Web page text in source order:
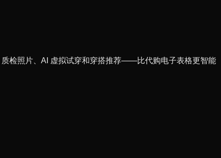
质检照片、AI 虚拟试穿和穿搭推荐——比代购电子表格更智能